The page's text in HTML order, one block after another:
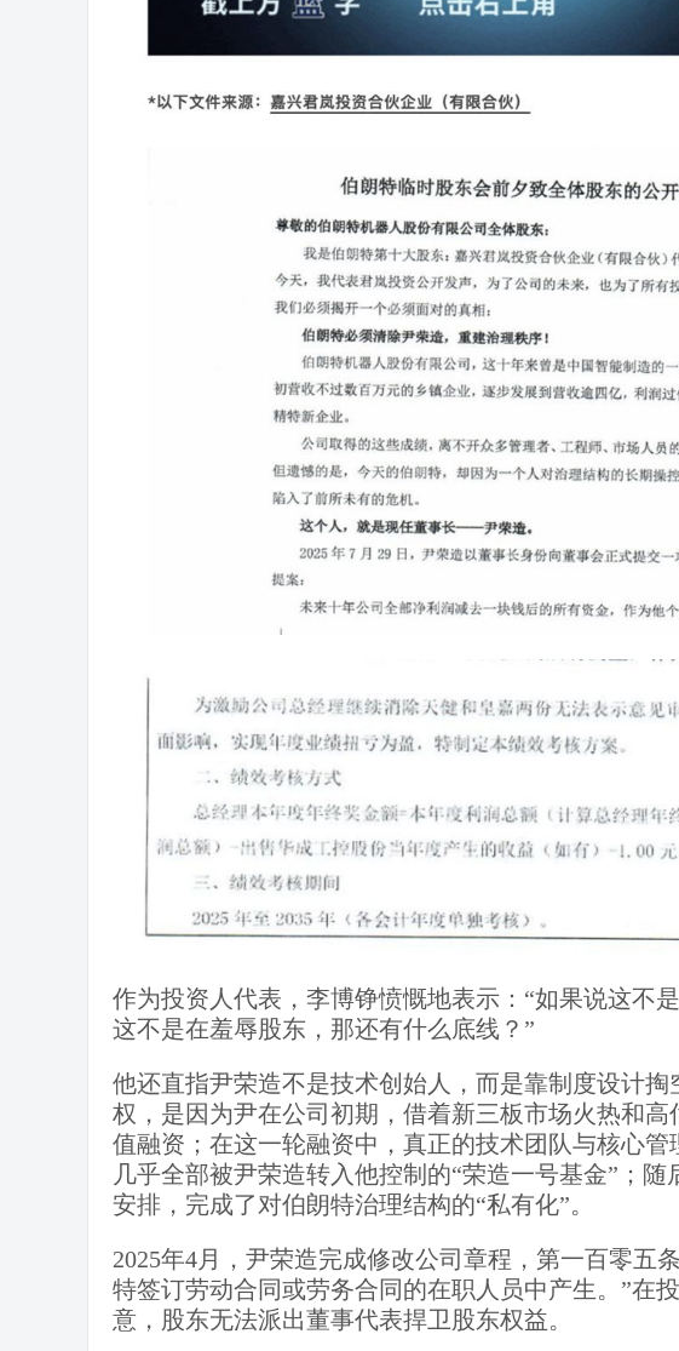
作为投资人代表，李博铮愤慨地表示：“如果说这不
这不是在羞辱股东，那还有什么底线？”
他还直指尹荣造不是技术创始人，而是靠制度设计掏
权，是因为尹在公司初期，借着新三板市场火热和
值融资；在这一轮融资中，真正的技术团队与核心
几乎全部被尹荣造转入他控制的“荣造一号基金”；
安排，完成了对伯朗特治理结构的“私有化”。
2025年4月，尹荣造完成修改公司章程，第一百零五
特签订劳动合同或劳务合同的在职人员中产生。”在
意，股东无法派出董事代表捍卫股东权益。